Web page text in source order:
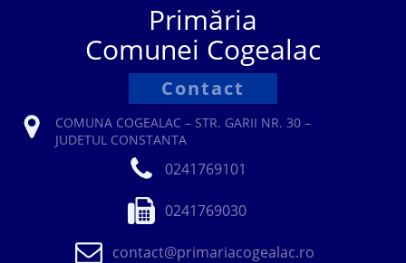
Primăria
Comunei Cogealac
Contact
COMUNA COGEALAC – STR. GARII NR. 30 –
JUDETUL CONSTANTA
0241769101
0241769030
contact@primariacogealac.ro